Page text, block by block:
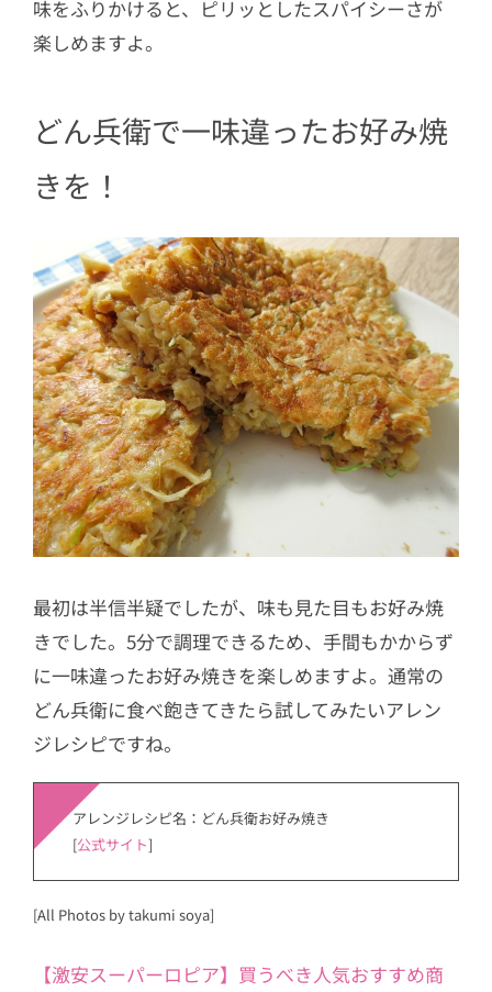
味をふりかけると、ピリッとしたスパイシーさが
楽しめますよ。
どん兵衛で一味違ったお好み焼
きを！
最初は半信半疑でしたが、味も見た目もお好み焼
きでした。5分で調理できるため、手間もかからず
に一味違ったお好み焼きを楽しめますよ。通常の
どん兵衛に食べ飽きてきたら試してみたいアレン
ジレシピですね。
アレンジレシピ名：どん兵衛お好み焼き
[公式サイト]
[All Photos by takumi soya]
【激安スーパーロピア】買うべき人気おすすめ商